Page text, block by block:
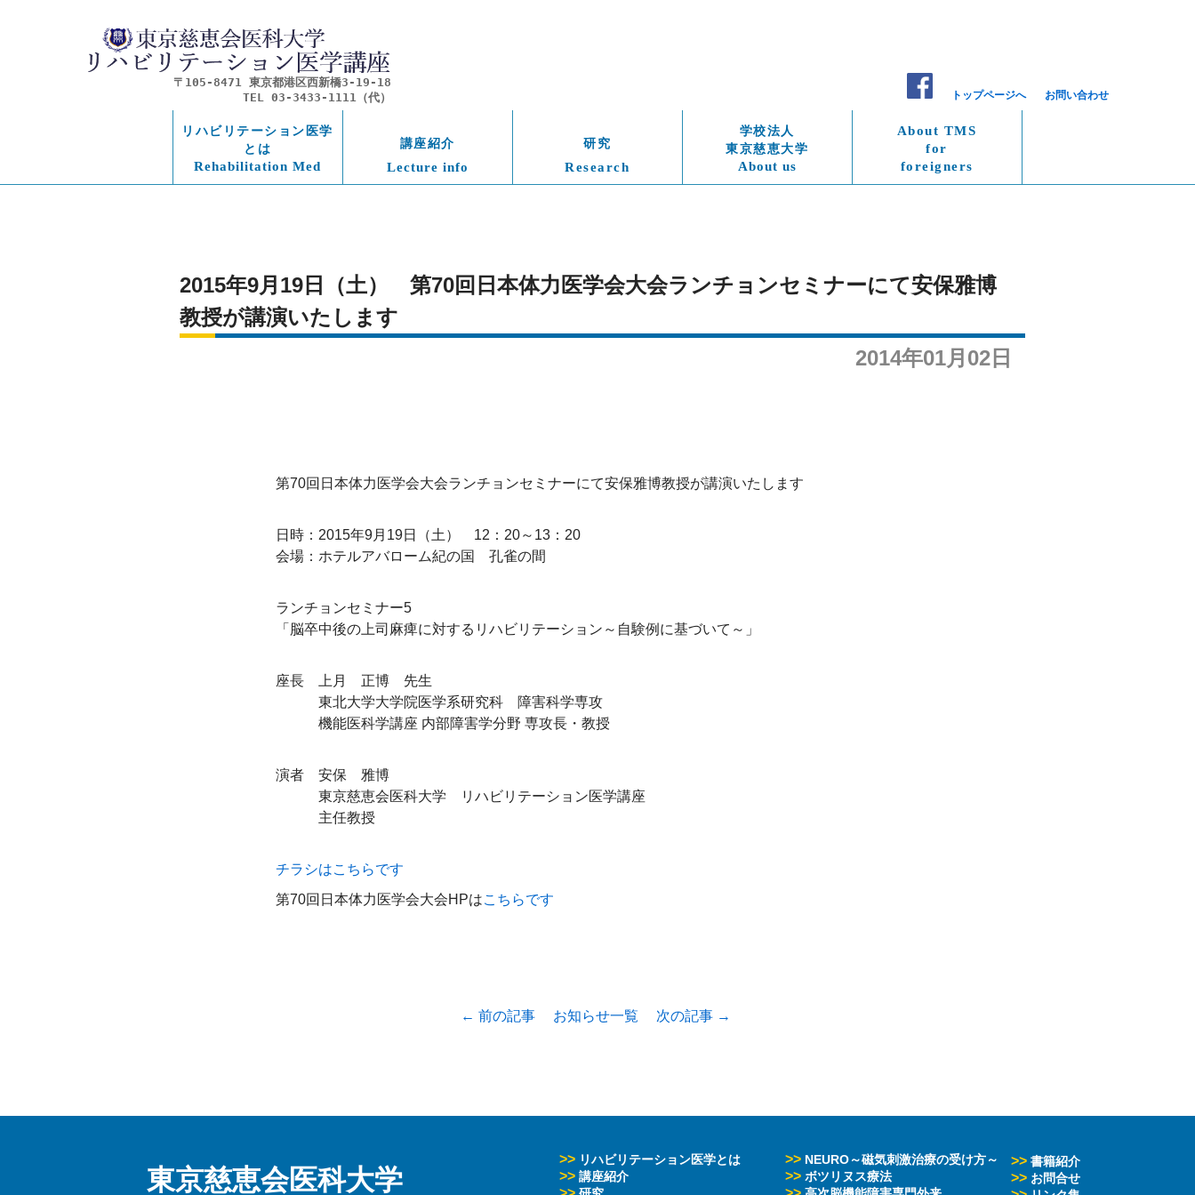
〒105-8471 東京都港区西新橋3-19-18
TEL 03-3433-1111（代）
トップページへ お問い合わせ
リハビリテーション医学
とは
Rehabilitation Med
講座紹介
Lecture info
研究
Research
学校法人
東京慈恵大学
About us
About TMS
for
foreigners
2015年9月19日（土）　第70回日本体力医学会大会ランチョンセミナーにて安保雅博
教授が講演いたします
2014年01月02日
第70回日本体力医学会大会ランチョンセミナーにて安保雅博教授が講演いたします
日時：2015年9月19日（土）　12：20～13：20
会場：ホテルアバローム紀の国　孔雀の間
ランチョンセミナー5
「脳卒中後の上司麻痺に対するリハビリテーション～自験例に基づいて～」
座長　上月　正博　先生
東北大学大学院医学系研究科　障害科学専攻
機能医科学講座 内部障害学分野 専攻長・教授
演者　安保　雅博
東京慈恵会医科大学　リハビリテーション医学講座
主任教授
チラシはこちらです
第70回日本体力医学会大会HPはこちらです
← 前の記事 お知らせ一覧 次の記事 →
東京慈恵会医科大学
>> リハビリテーション医学とは
>> 講座紹介
>> NEURO～磁気刺激治療の受け方～
>> ボツリヌス療法
>> 書籍紹介
>> お問合せ